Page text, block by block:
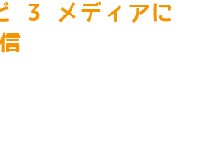
3 メディアに